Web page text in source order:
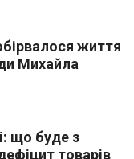
Михайла
що буде з
товарів